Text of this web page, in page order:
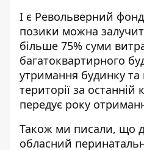
І є Револьверний
позики можна
більше 75% суми
багатоквартирного
утримання будинку та
території за
передує року
Також ми писали, що
обласний